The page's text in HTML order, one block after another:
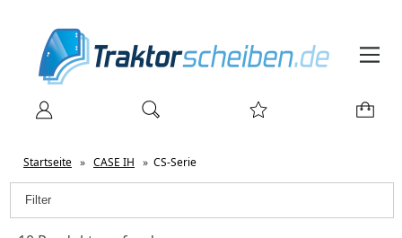
Startseite » CASE IH » CS-Serie
Filter